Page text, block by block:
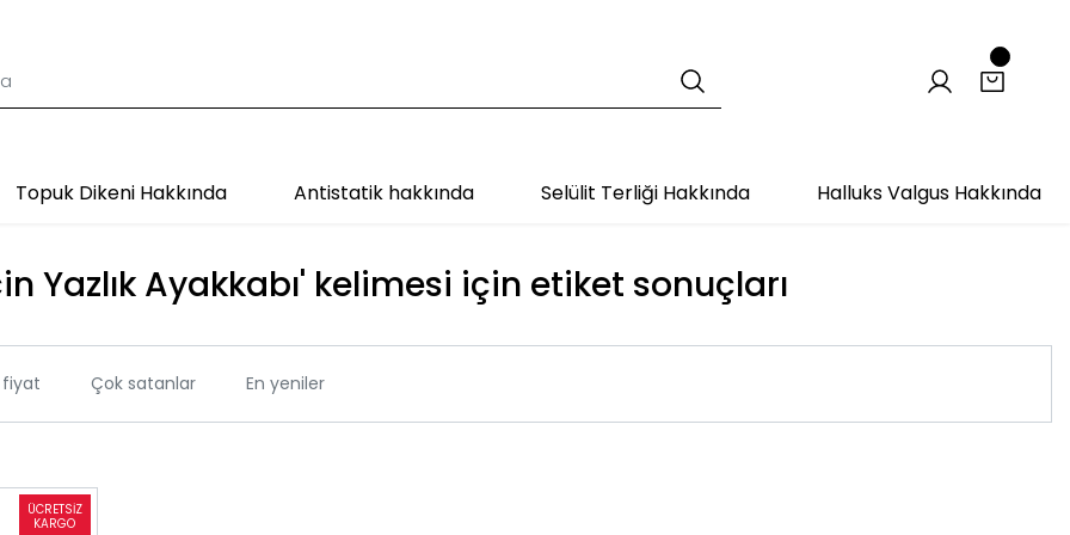
Topuk Dikeni Hakkında Antistatik hakkında Selülit Terliği Hakkında Halluks Valgus Hakkında
Yazlık Ayakkabı' kelimesi için etiket sonuçları
fiyat Çok satanlar En yeniler